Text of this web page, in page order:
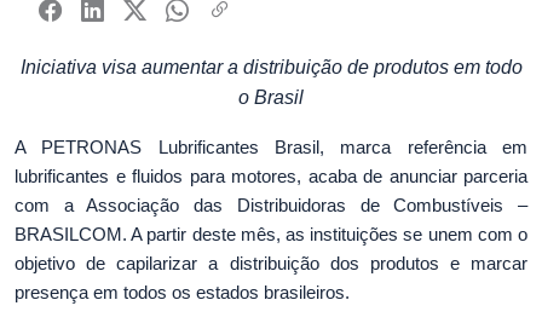
Iniciativa visa aumentar a distribuição de produtos em todo
o Brasil
A PETRONAS Lubrificantes Brasil, marca referência em
lubrificantes e fluidos para motores, acaba de anunciar parceria
com a Associação das Distribuidoras de Combustíveis –
BRASILCOM. A partir deste mês, as instituições se unem com o
objetivo de capilarizar a distribuição dos produtos e marcar
presença em todos os estados brasileiros.